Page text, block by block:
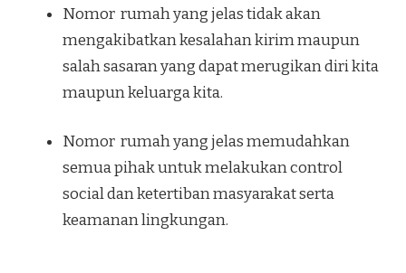
Nomor rumah yang jelas tidak akan
mengakibatkan kesalahan kirim maupun
salah sasaran yang dapat merugikan diri kita
maupun keluarga kita.
Nomor rumah yang jelas memudahkan
semua pihak untuk melakukan control
social dan ketertiban masyarakat serta
keamanan lingkungan.